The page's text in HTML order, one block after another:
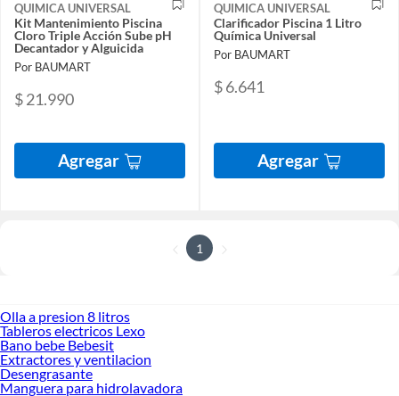
QUIMICA UNIVERSAL
Kit Mantenimiento Piscina
Cloro Triple Acción Sube pH
Decantador y Alguicida
Por BAUMART
$ 21.990
Agregar
QUIMICA UNIVERSAL
Clarificador Piscina 1 Litro
Química Universal
Por BAUMART
$ 6.641
Agregar
1
Olla a presion 8 litros
Tableros electricos Lexo
Bano bebe Bebesit
Extractores y ventilacion
Desengrasante
Manguera para hidrolavadora